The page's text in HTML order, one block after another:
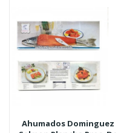
Ahumados Dominguez